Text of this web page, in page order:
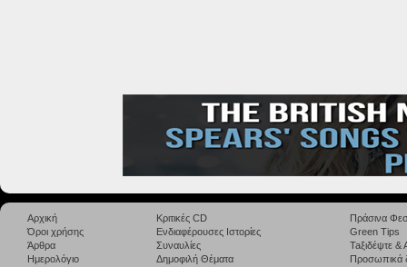
Αρχική
Όροι χρήσης
Άρθρα
Ημερολόγιο
Κριτικές CD
Ενδιαφέρουσες Ιστορίες
Συναυλίες
Δημοφιλή Θέματα
Πράσινα
Green Tips
Taξιδέψτε
Προσωπικά